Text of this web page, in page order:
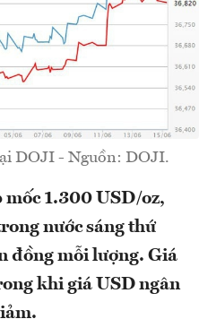
DOJI - Nguồn: DOJI.
1.300 USD/oz,
nước sáng thứ
đồng mỗi lượng. Giá
khi giá USD ngân